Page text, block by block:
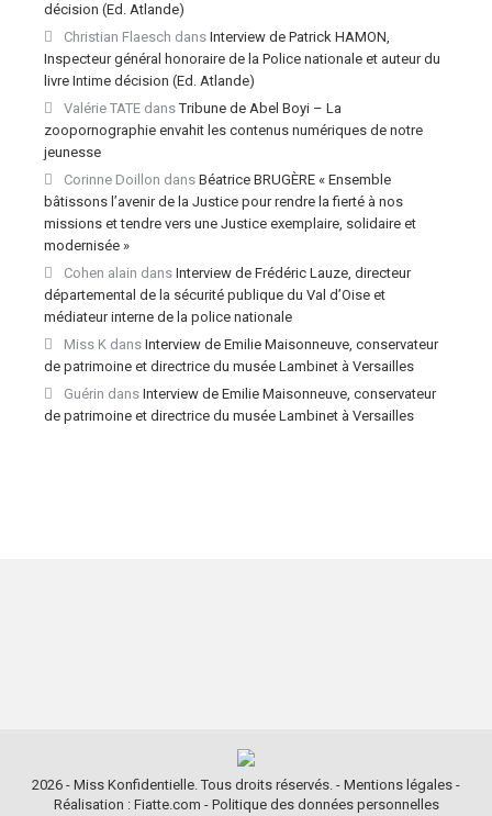
décision (Ed. Atlande)
Christian Flaesch dans Interview de Patrick HAMON,
Inspecteur général honoraire de la Police nationale et auteur du
livre Intime décision (Ed. Atlande)
Valérie TATE dansTribune de Abel Boyi – La
zoopornographie envahit les contenus numériques de notre
jeunesse
Corinne Doillon dans Béatrice BRUGÈRE « Ensemble
bâtissons l’avenir de la Justice pour rendre la fierté à nos
missions et tendre vers une Justice exemplaire, solidaire et
modernisée »
Cohen alain dans Interview de Frédéric Lauze, directeur
départemental de la sécurité publique du Val d’Oise et
médiateur interne de la police nationale
Miss K dans Interview de Emilie Maisonneuve, conservateur
de patrimoine et directrice du musée Lambinet à Versailles
Guérin dans Interview de Emilie Maisonneuve, conservateur
de patrimoine et directrice du musée Lambinet à Versailles
2026 - Miss Konfidentielle. Tous droits réservés. - Mentions légales -
Réalisation : Fiatte.com - Politique des données personnelles